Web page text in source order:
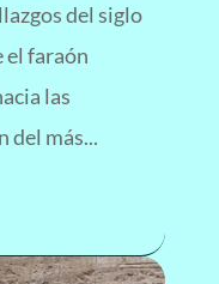
del siglo
el faraón
las
del más...